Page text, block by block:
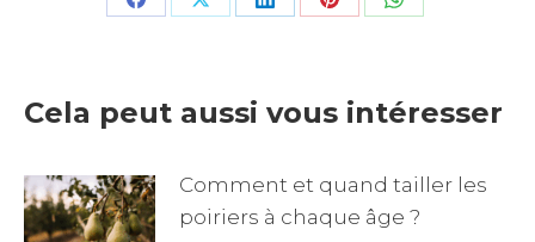
Share Share Share Share Share
Cela peut aussi vous intéresser
Comment et quand tailler les
poiriers à chaque âge ?